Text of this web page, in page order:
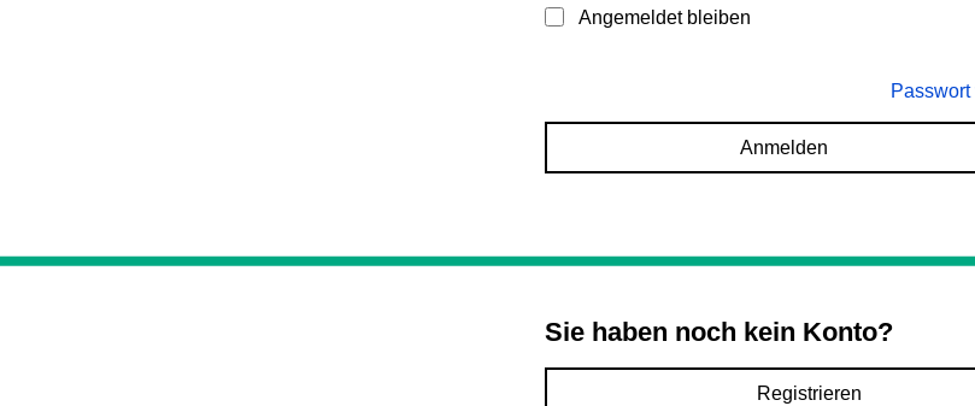
Angemeldet bleiben
Anmelden
Sie haben noch kein Konto?
Registrieren